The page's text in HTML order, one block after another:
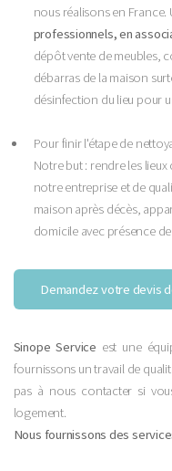
nous réalisons en
professionnels, en
dépôt vente de meubles,
débarras de la maison
désinfection du lieu pour
Pour finir l'étape de
Notre but : rendre les
notre entreprise et de
maison après décès,
domicile avec présence
Demandez votre devis
Sinope Service est une
fournissons un travail de
pas à nous contacter si
logement.
Nous fournissons des